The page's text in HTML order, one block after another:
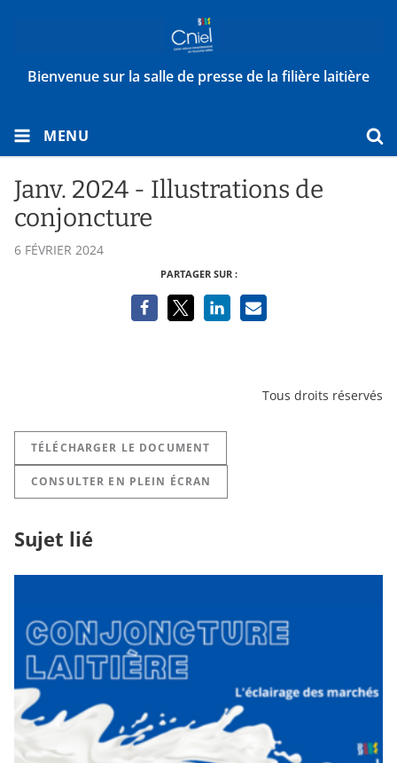
Bienvenue sur la salle de presse de la filière laitière
MENU
Janv. 2024 - Illustrations de
conjoncture
6 FÉVRIER 2024
PARTAGER SUR :
Tous droits réservés
TÉLÉCHARGER LE DOCUMENT
CONSULTER EN PLEIN ÉCRAN
Sujet lié